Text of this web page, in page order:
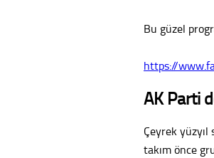
Bu güzel
https://
AK Parti
Çeyrek yüzyıl
takım önce